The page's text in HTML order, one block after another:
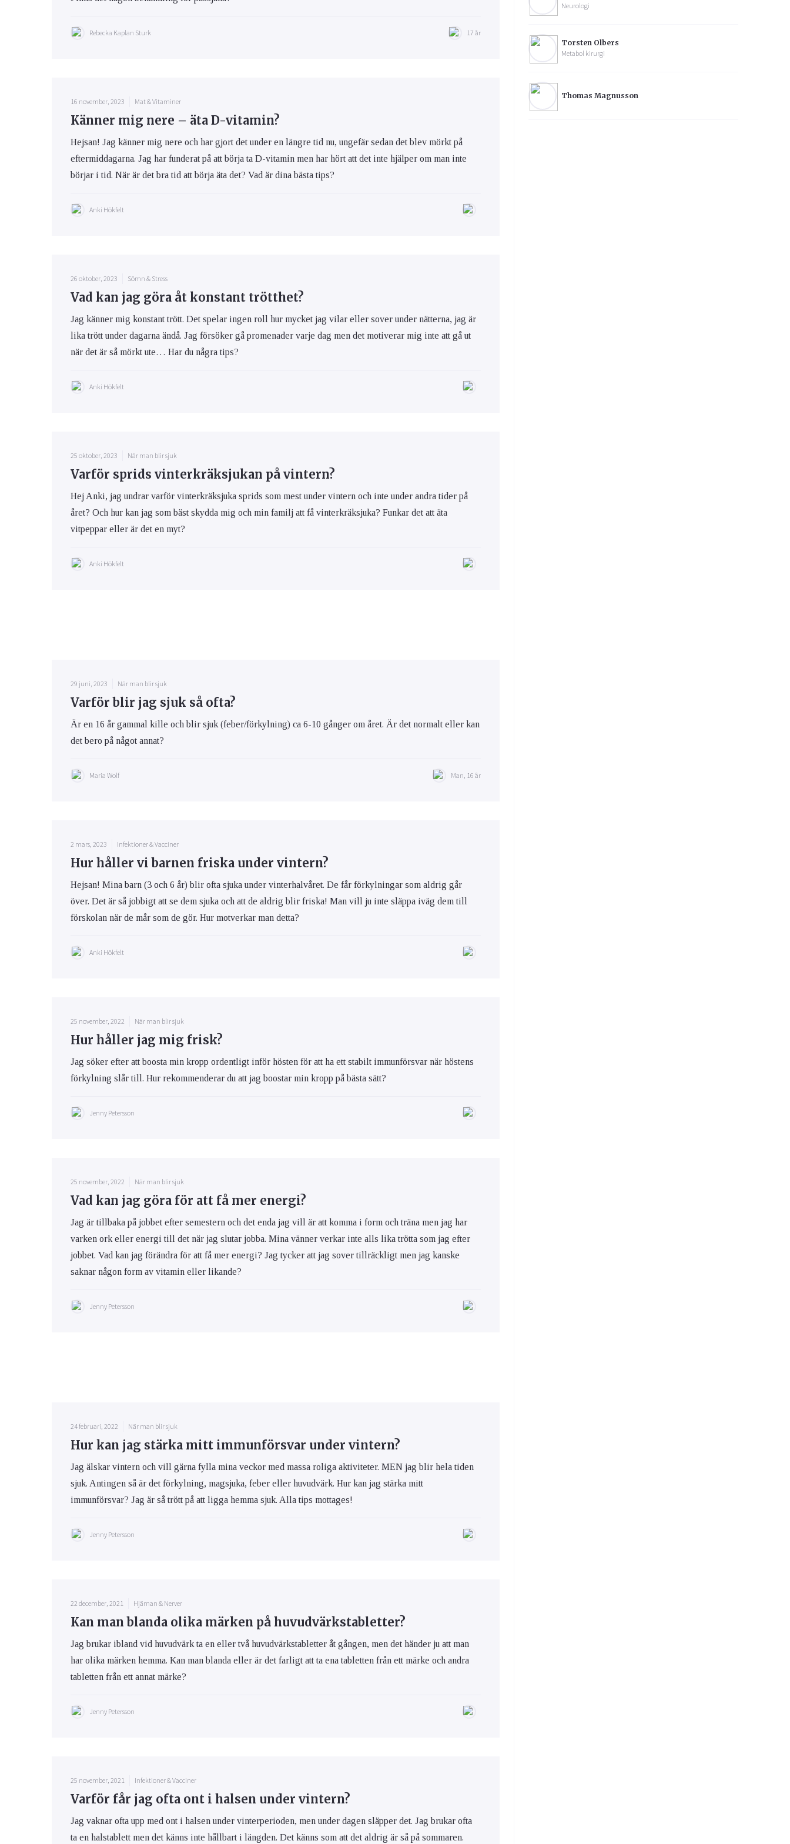
Ögon & Öron
Rebecka Kaplan Sturk 17 år
16 november, 2023 Mat & Vitaminer
Känner mig nere – äta D-vitamin?
Hejsan! Jag känner mig nere och har gjort det under en längre tid nu, ungefär sedan det blev mörkt på
eftermiddagarna. Jag har funderat på att börja ta D-vitamin men har hört att det inte hjälper om man inte
börjar i tid. När är det bra tid att börja äta det? Vad är dina bästa tips?
Anki Hökfelt
26 oktober, 2023 Sömn & Stress
Vad kan jag göra åt konstant trötthet?
Jag känner mig konstant trött. Det spelar ingen roll hur mycket jag vilar eller sover under nätterna, jag är
lika trött under dagarna ändå. Jag försöker gå promenader varje dag men det motiverar mig inte att gå ut
när det är så mörkt ute… Har du några tips?
Anki Hökfelt
25 oktober, 2023 När man blir sjuk
Varför sprids vinterkräksjukan på vintern?
Hej Anki, jag undrar varför vinterkräksjuka sprids som mest under vintern och inte under andra tider på
året? Och hur kan jag som bäst skydda mig och min familj att få vinterkräksjuka? Funkar det att äta
vitpeppar eller är det en myt?
Anki Hökfelt
29 juni, 2023 När man blir sjuk
Varför blir jag sjuk så ofta?
Är en 16 år gammal kille och blir sjuk (feber/förkylning) ca 6-10 gånger om året. Är det normalt eller kan
det bero på något annat?
Maria Wolf Man, 16 år
2 mars, 2023 Infektioner & Vacciner
Hur håller vi barnen friska under vintern?
Hejsan! Mina barn (3 och 6 år) blir ofta sjuka under vinterhalvåret. De får förkylningar som aldrig går
över. Det är så jobbigt att se dem sjuka och att de aldrig blir friska! Man vill ju inte släppa iväg dem till
förskolan när de mår som de gör. Hur motverkar man detta?
Anki Hökfelt
25 november, 2022 När man blir sjuk
Hur håller jag mig frisk?
Jag söker efter att boosta min kropp ordentligt inför hösten för att ha ett stabilt immunförsvar när höstens
förkylning slår till. Hur rekommenderar du att jag boostar min kropp på bästa sätt?
Jenny Petersson
25 november, 2022 När man blir sjuk
Vad kan jag göra för att få mer energi?
Jag är tillbaka på jobbet efter semestern och det enda jag vill är att komma i form och träna men jag har
varken ork eller energi till det när jag slutar jobba. Mina vänner verkar inte alls lika trötta som jag efter
jobbet. Vad kan jag förändra för att få mer energi? Jag tycker att jag sover tillräckligt men jag kanske
saknar någon form av vitamin eller likande?
Jenny Petersson
24 februari, 2022 När man blir sjuk
Hur kan jag stärka mitt immunförsvar under vintern?
Jag älskar vintern och vill gärna fylla mina veckor med massa roliga aktiviteter. MEN jag blir hela tiden
sjuk. Antingen så är det förkylning, magsjuka, feber eller huvudvärk. Hur kan jag stärka mitt
immunförsvar? Jag är så trött på att ligga hemma sjuk. Alla tips mottages!
Jenny Petersson
22 december, 2021 Hjärnan & Nerver
Kan man blanda olika märken på huvudvärkstabletter?
Jag brukar ibland vid huvudvärk ta en eller två huvudvärkstabletter åt gången, men det händer ju att man
har olika märken hemma. Kan man blanda eller är det farligt att ta ena tabletten från ett märke och andra
tabletten från ett annat märke?
Jenny Petersson
25 november, 2021 Infektioner & Vacciner
Varför får jag ofta ont i halsen under vintern?
Jag vaknar ofta upp med ont i halsen under vinterperioden, men under dagen släpper det. Jag brukar ofta
ta en halstablett men det känns inte hållbart i längden. Det känns som att det aldrig är så på sommaren.
Neurologi
Torsten Olbers
Metabol kirurgi
Thomas Magnusson